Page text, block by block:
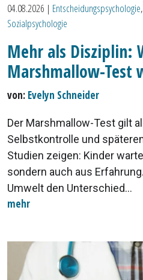
04.08.2026 | Entscheidungspsychologie,
Sozialpsychologie
Mehr als Disziplin:
Marshmallow-Test
von: Evelyn Schneider
Der Marshmallow-Test gilt
Selbstkontrolle und
Studien zeigen: Kinder
sondern auch aus
Umwelt den Unterschied...
mehr